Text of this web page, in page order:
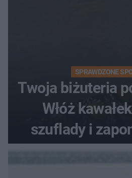
SPRAWDZONE
Twoja biżuteria
Włóż
szuflady i
problemie.